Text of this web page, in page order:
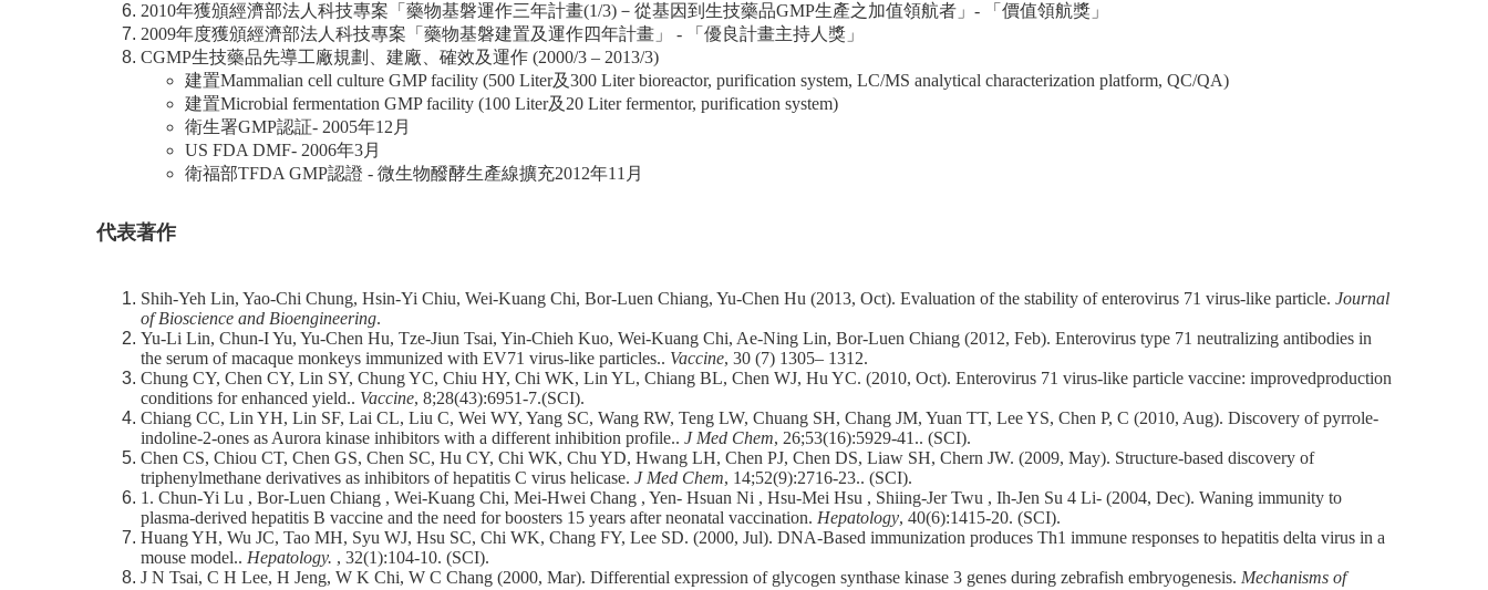
2010年獲頒經濟部法人科技專案「藥物基磐運作三年計畫(1/3)－從基因到生技藥品GMP生產之加值領航者」- 「價值領航獎」
2009年度獲頒經濟部法人科技專案「藥物基磐建置及運作四年計畫」 - 「優良計畫主持人獎」
CGMP生技藥品先導工廠規劃、建廠、確效及運作 (2000/3 – 2013/3)
建置Mammalian cell culture GMP facility (500 Liter及300 Liter bioreactor, purification system, LC/MS analytical characterization platform, QC/QA)
建置Microbial fermentation GMP facility (100 Liter及20 Liter fermentor, purification system)
衛生署GMP認証- 2005年12月
US FDA DMF- 2006年3月
衛福部TFDA GMP認證 - 微生物醱酵生產線擴充2012年11月
代表著作
Shih-Yeh Lin, Yao-Chi Chung, Hsin-Yi Chiu, Wei-Kuang Chi, Bor-Luen Chiang, Yu-Chen Hu (2013, Oct). Evaluation of the stability of enterovirus 71 virus-like particle. Journal
of Bioscience and Bioengineering.
Yu-Li Lin, Chun-I Yu, Yu-Chen Hu, Tze-Jiun Tsai, Yin-Chieh Kuo, Wei-Kuang Chi, Ae-Ning Lin, Bor-Luen Chiang (2012, Feb). Enterovirus type 71 neutralizing antibodies in
the serum of macaque monkeys immunized with EV71 virus-like particles.. Vaccine, 30 (7) 1305– 1312.
Chung CY, Chen CY, Lin SY, Chung YC, Chiu HY, Chi WK, Lin YL, Chiang BL, Chen WJ, Hu YC. (2010, Oct). Enterovirus 71 virus-like particle vaccine: improvedproduction
conditions for enhanced yield.. Vaccine, 8;28(43):6951-7.(SCI).
Chiang CC, Lin YH, Lin SF, Lai CL, Liu C, Wei WY, Yang SC, Wang RW, Teng LW, Chuang SH, Chang JM, Yuan TT, Lee YS, Chen P, C (2010, Aug). Discovery of pyrrole-
indoline-2-ones as Aurora kinase inhibitors with a different inhibition profile.. J Med Chem, 26;53(16):5929-41.. (SCI).
Chen CS, Chiou CT, Chen GS, Chen SC, Hu CY, Chi WK, Chu YD, Hwang LH, Chen PJ, Chen DS, Liaw SH, Chern JW. (2009, May). Structure-based discovery of
triphenylmethane derivatives as inhibitors of hepatitis C virus helicase. J Med Chem, 14;52(9):2716-23.. (SCI).
1. Chun-Yi Lu , Bor-Luen Chiang , Wei-Kuang Chi, Mei-Hwei Chang , Yen- Hsuan Ni , Hsu-Mei Hsu , Shiing-Jer Twu , Ih-Jen Su 4 Li- (2004, Dec). Waning immunity to
plasma-derived hepatitis B vaccine and the need for boosters 15 years after neonatal vaccination. Hepatology, 40(6):1415-20. (SCI).
Huang YH, Wu JC, Tao MH, Syu WJ, Hsu SC, Chi WK, Chang FY, Lee SD. (2000, Jul). DNA-Based immunization produces Th1 immune responses to hepatitis delta virus in a
mouse model.. Hepatology. , 32(1):104-10. (SCI).
J N Tsai, C H Lee, H Jeng, W K Chi, W C Chang (2000, Mar). Differential expression of glycogen synthase kinase 3 genes during zebrafish embryogenesis. Mechanisms of